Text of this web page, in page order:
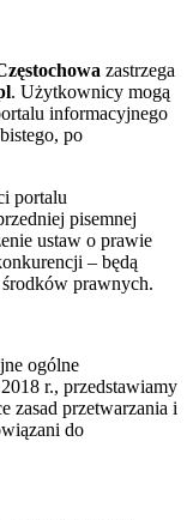
zastrzega
. Użytkownicy mogą
informacyjnego
po
portalu
pisemnej
ustaw o prawie
– będą
prawnych.
ogólne
r., przedstawiamy
zasad przetwarzania i
do